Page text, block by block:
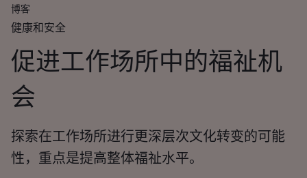
博客
健康和安全
促进工作场所中的福祉机
会
探索在工作场所进行更深层次文化转变的可能
性，重点是提高整体福祉水平。